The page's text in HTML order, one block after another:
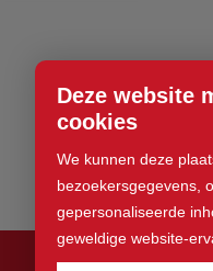
Deze website
cookies
We kunnen deze
bezoekersgegevens,
gepersonaliseerde
geweldige website-